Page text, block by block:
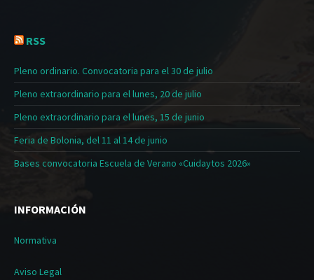
RSS
Pleno ordinario. Convocatoria para el 30 de julio
Pleno extraordinario para el lunes, 20 de julio
Pleno extraordinario para el lunes, 15 de junio
Feria de Bolonia, del 11 al 14 de junio
Bases convocatoria Escuela de Verano «Cuidaytos 2026»
INFORMACIÓN
Normativa
Aviso Legal